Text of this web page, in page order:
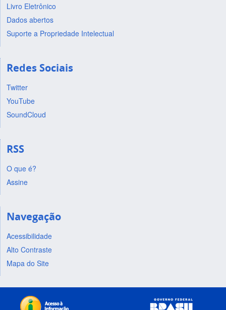
Livro Eletrônico
Dados abertos
Suporte a Propriedade Intelectual
Redes Sociais
Twitter
YouTube
SoundCloud
RSS
O que é?
Assine
Navegação
Acessibilidade
Alto Contraste
Mapa do Site